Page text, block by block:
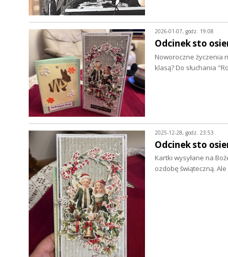
2026-01-07, godz. 19:08
Odcinek sto
Noworoczne życzenia
klasą? Do słuchania
2025-12-28, godz. 23:53
Odcinek sto
Kartki wysyłane na
ozdobę świąteczną.